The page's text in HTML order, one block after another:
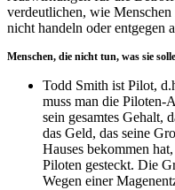
verdeutlichen, wie
nicht handeln oder entgegen
Menschen, die nicht tun, was sie
Todd Smith ist Pilot,
muss man die Piloten-
sein gesamtes Gehalt,
das Geld, das seine
Hauses bekommen
Piloten gesteckt. Die
Wegen einer